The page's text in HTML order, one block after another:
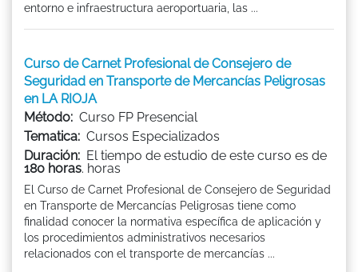
entorno e infraestructura aeroportuaria, las ...
Curso de Carnet Profesional de Consejero de
Seguridad en Transporte de Mercancías Peligrosas
en LA RIOJA
Método: Curso FP Presencial
Tematica: Cursos Especializados
Duración: El tiempo de estudio de este curso es de
180 horas. horas
El Curso de Carnet Profesional de Consejero de Seguridad
en Transporte de Mercancías Peligrosas tiene como
finalidad conocer la normativa específica de aplicación y
los procedimientos administrativos necesarios
relacionados con el transporte de mercancías ...